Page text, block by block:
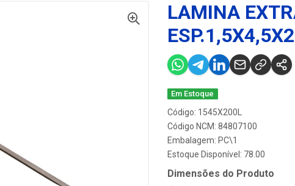
LAMINA
Em Estoque
Código: 1545X200L
Código NCM: 84807100
Embalagem: PC\1
Estoque Disponível: 78.00
Dimensões do Produto